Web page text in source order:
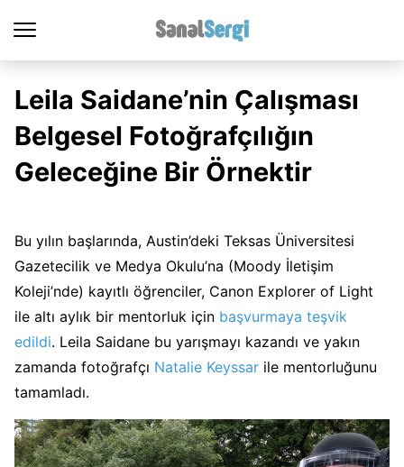
Leila Saidane’nin Çalışması
Belgesel Fotoğrafçılığın
Geleceğine Bir Örnektir
Bu yılın başlarında, Austin’deki Teksas Üniversitesi
Gazetecilik ve Medya Okulu’na (Moody İletişim
Koleji’nde) kayıtlı öğrenciler, Canon Explorer of Light
ile altı aylık bir mentorluk için başvurmaya teşvik
edildi. Leila Saidane bu yarışmayı kazandı ve yakın
zamanda fotoğrafçı Natalie Keyssar ile mentorluğunu
tamamladı.